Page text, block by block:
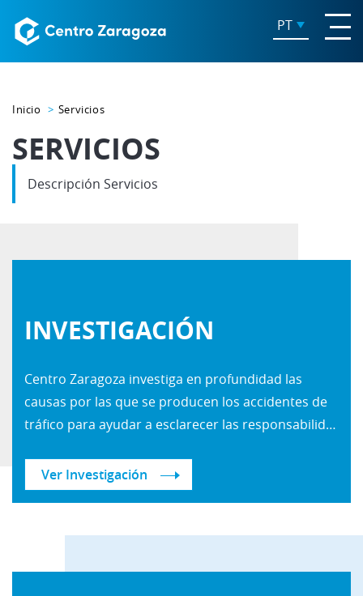
PT
Inicio Servicios
SERVICIOS
Descripción Servicios
INVESTIGACIÓN
Centro Zaragoza investiga en profundidad las
causas por las que se producen los accidentes de
tráfico para ayudar a esclarecer las responsabilidades en los mismos; pero además contribuye a prevenir que se repitan esas causas, ayudando con ello a disminuir la cifra de muertos y heridos en nuestras carreteras y ciudades. Las nuevas formas de movilidad, la aparición de vehículos autónomos y la menor tolerancia que tiene la sociedad a admitir que se produzcan lesionados o fallecidos por accidentes de tráfico son los retos a los que nos vamos a enfrentar en los próximos años y donde Centro Zaragoza va a estar presente desde su ámbito de actuación.
Ver Investigación